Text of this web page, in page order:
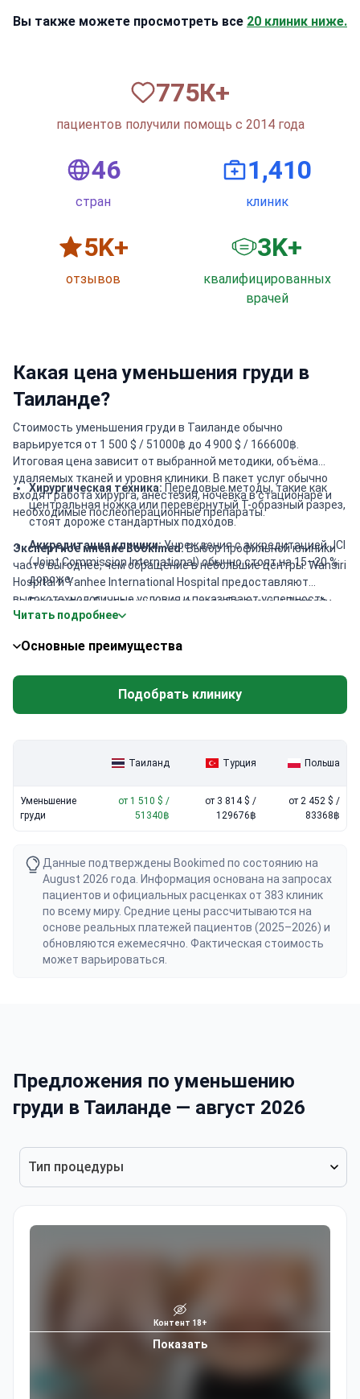
Вы также можете просмотреть все 20 клиник ниже.
820К+
пациентов получили помощь с 2014 года
50
стран
1,500
клиник
6K+
отзывов
3K+
квалифицированных
врачей
Какая цена уменьшения груди в
Таиланде?
Стоимость уменьшения груди в Таиланде обычно
варьируется от 1 500 $ / 51000฿ до 4 900 $ / 166600฿.
Итоговая цена зависит от выбранной методики, объёма
удаляемых тканей и уровня клиники. В пакет услуг обычно
входят работа хирурга, анестезия, ночёвка в стационаре и
необходимые послеоперационные препараты.
Хирургическая техника: Передовые методы, такие как
центральная ножка или перевёрнутый Т-образный разрез,
стоят дороже стандартных подходов.
Аккредитация клиники:Учреждения с аккредитацией JCI
(Joint Commission International) обычно стоят на 15–20 %
дороже.
География:В медицинских центрах Бангкока и Паттайи
цены конкурентоспособнее, чем на курортах вроде
круглосуточный уход, диетическое питание и трансфер из
Экспертное мнение Bookimed:Выбор профильной клиники
часто выгоднее, чем обращение в небольшие центры. Wansiri
Hospital и Yanhee International Hospital предоставляют
высокотехнологичные условия и показывают успешность
операций до 99,0 %. Премиум-пакеты в Wansiri начинают
специализированный уход и питание, составленное
облегчает реабилитацию для иностранных пациентов в
Читать подробнее
Основные преимущества
Подобрать клинику
Таиланд Турция Польша
Уменьшение
груди
от 1 510 $ /
51340฿
от 3 814 $ /
129676฿
от 2 452 $ /
83368฿
Данные подтверждены Bookimed по состоянию на
August 2026 года. Информация основана на запросах
пациентов и официальных расценках от 383 клиник
по всему миру. Средние цены рассчитываются на
основе реальных платежей пациентов (2025–2026) и
обновляются ежемесячно. Фактическая стоимость
может варьироваться.
Предложения по уменьшению
груди в Таиланде — август 2026
Тип процедуры
Контент 18+
Показать